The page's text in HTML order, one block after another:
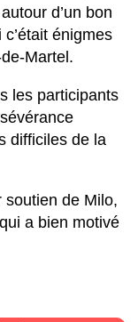
d’un bon
énigmes
Martel.
les participants
difficiles de la
soutien de Milo,
a bien motivé